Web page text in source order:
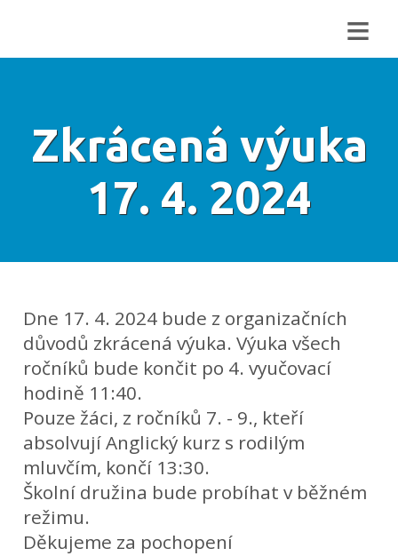
≡
Zkrácená výuka
17. 4. 2024
Dne 17. 4. 2024 bude z organizačních
důvodů zkrácená výuka. Výuka všech
ročníků bude končit po 4. vyučovací
hodině 11:40.
Pouze žáci, z ročníků 7. - 9., kteří
absolvují Anglický kurz s rodilým
mluvčím, končí 13:30.
Školní družina bude probíhat v běžném
režimu.
Děkujeme za pochopení